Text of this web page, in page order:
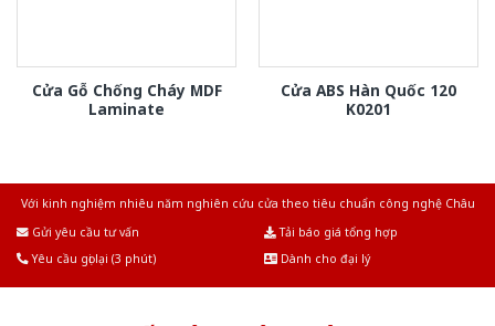
Cửa Gỗ Chống Cháy MDF
Laminate
Cửa ABS Hàn Quốc 120
K0201
Với kinh nghiệm nhiêu năm nghiên cứu cửa theo tiêu chuẩn công nghệ Châu
Gửi yêu cầu tư vấn
Tải báo giá tổng hợp
Yêu cầu gọi lại (3 phút)
Dành cho đại lý